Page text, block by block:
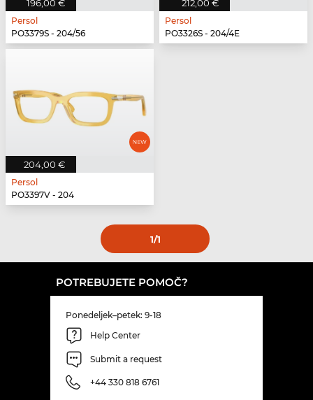
196,00 €
Persol
PO3379S - 204/56
212,00 €
Persol
PO3326S - 204/4E
204,00 €
Persol
PO3397V - 204
1/1
POTREBUJETE POMOČ?
Ponedeljek–petek: 9-18
Help Center
Submit a request
+44 330 818 6761